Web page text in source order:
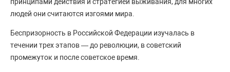
людей они считаются изгоями мира.
Беспризорность в Российской Федерации изучалась в
течении трех этапов — до революции, в советский
промежуток и после советское время.